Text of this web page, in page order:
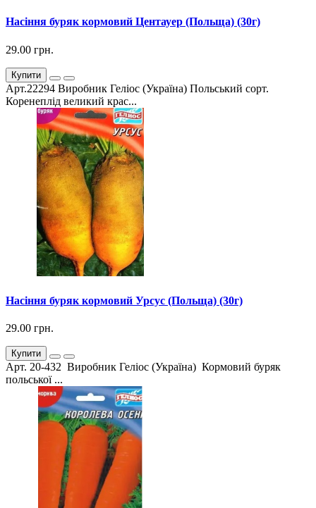
Насіння буряк кормовий Центауер (Польща) (30г)
29.00 грн.
Купити
Арт.22294 Виробник Геліос (Україна) Польський сорт.
Коренеплід великий крас...
Насіння буряк кормовий Урсус (Польща) (30г)
29.00 грн.
Купити
Арт. 20-432 Виробник Геліос (Україна) Кормовий буряк
польської ...